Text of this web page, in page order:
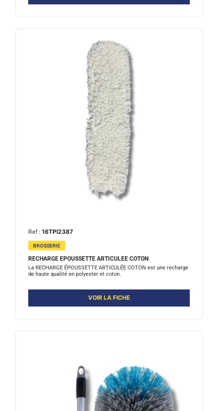
Ref : 16TPI2387
BROSSERIE
RECHARGE EPOUSSETTE ARTICULEE COTON
La RECHARGE ÉPOUSSETTE ARTICULÉE COTON est une recharge
de haute qualité en polyester et coton.
VOIR LA FICHE